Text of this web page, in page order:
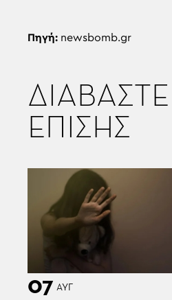
Πηγή: newsbomb.gr
ΔΙΑΒΑΣΤΕ
ΕΠΙΣΗΣ
07 ΑΥΓ